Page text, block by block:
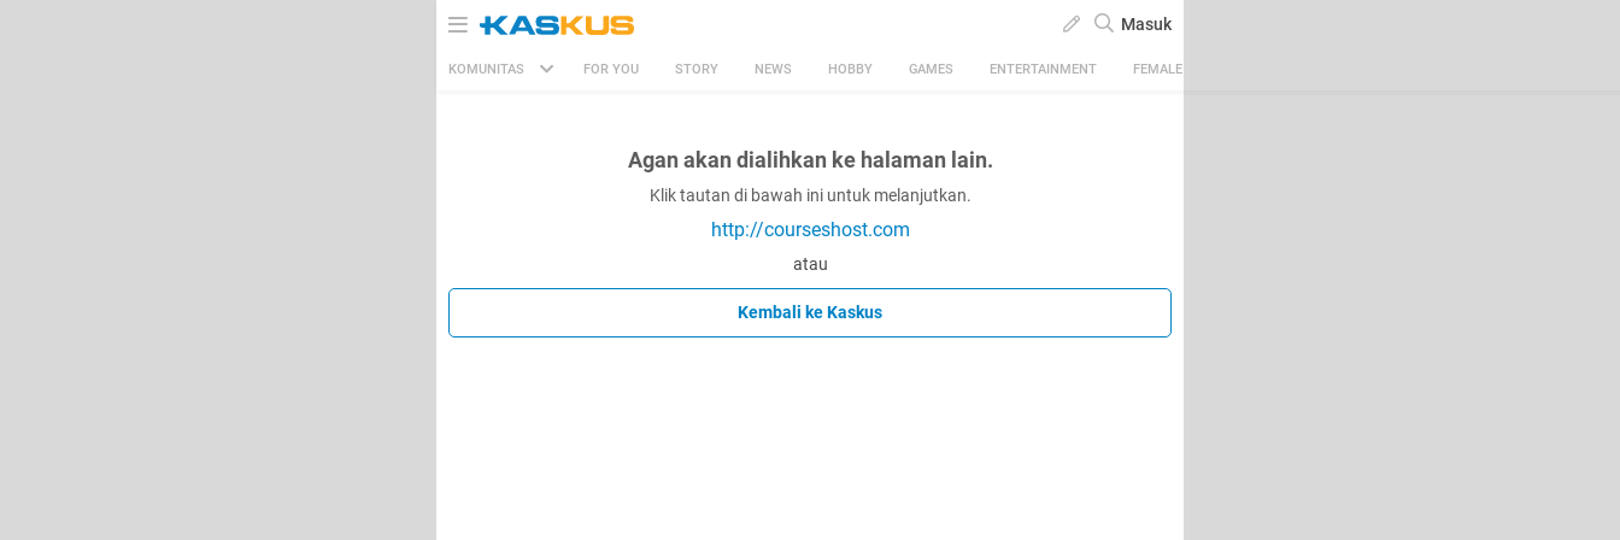
Masuk
KOMUNITAS FOR YOU STORY NEWS HOBBY GAMES ENTERTAINMENT FEMALE
Agan akan dialihkan ke halaman lain.
Klik tautan di bawah ini untuk melanjutkan.
http://courseshost.com
atau
Kembali ke Kaskus